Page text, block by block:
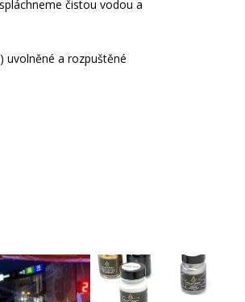
čistou vodou a
uvolněné a rozpuštěné